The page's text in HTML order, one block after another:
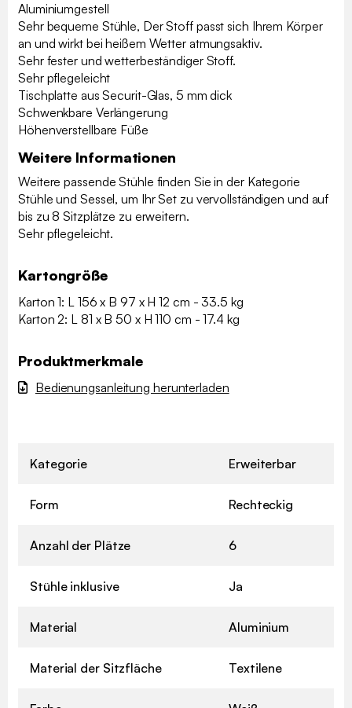
Aluminiumgestell
Sehr bequeme Stühle, Der Stoff passt sich Ihrem Körper
an und wirkt bei heißem Wetter atmungsaktiv.
Sehr fester und wetterbeständiger Stoff.
Sehr pflegeleicht
Tischplatte aus Securit-Glas, 5 mm dick
Schwenkbare Verlängerung
Höhenverstellbare Füße
Weitere Informationen
Weitere passende Stühle finden Sie in der Kategorie
Stühle und Sessel, um Ihr Set zu vervollständigen und auf
bis zu 8 Sitzplätze zu erweitern.
Sehr pflegeleicht.
Kartongröße
Karton 1: L 156 x B 97 x H 12 cm - 33.5 kg
Karton 2: L 81 x B 50 x H 110 cm - 17.4 kg
Produktmerkmale
Bedienungsanleitung herunterladen
Kategorie Erweiterbar
Form Rechteckig
Anzahl der Plätze 6
Stühle inklusive Ja
Material Aluminium
Material der Sitzfläche Textilene